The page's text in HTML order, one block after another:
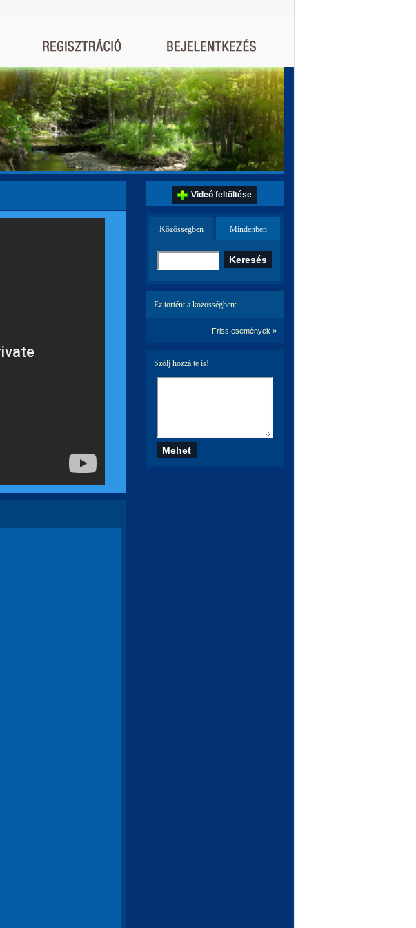
Videó feltöltése
Közösségben Mindenben
Ez történt a közösségben:
Friss események »
Szólj hozzá te is!